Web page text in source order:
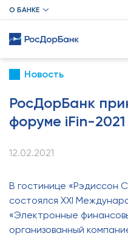
О БАНКЕ
Новость
РосДорБанк
форуме iFin-2021
12.02.2021
В гостинице «Рэдиссон
состоялся XXI
«Электронные
организованный